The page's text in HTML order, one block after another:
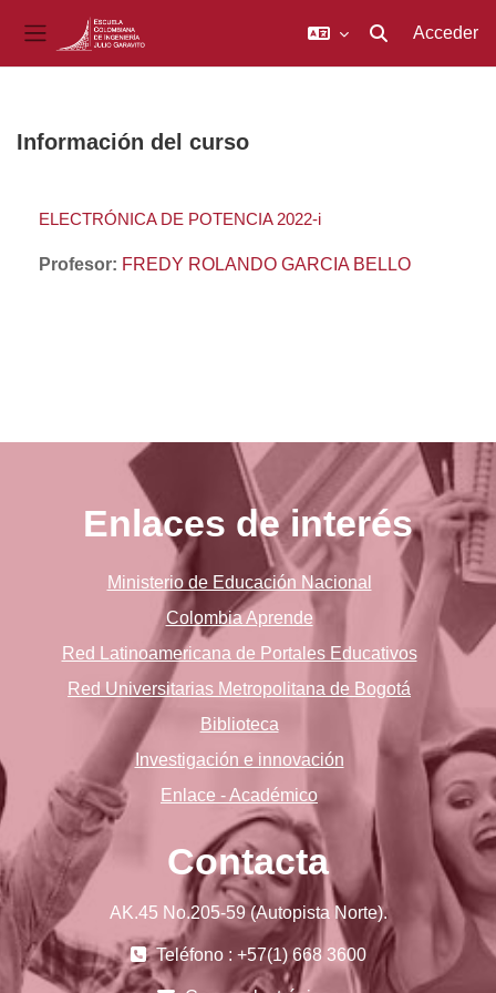
Panel lateral Selector de
Acceder
Información del curso
ELECTRÓNICA DE POTENCIA 2022-i
Profesor: FREDY ROLANDO GARCIA BELLO
Enlaces de interés
Ministerio de Educación Nacional
Colombia Aprende
Red Latinoamericana de Portales Educativos
Red Universitarias Metropolitana de Bogotá
Biblioteca
Investigación e innovación
Enlace - Académico
Contacta
AK.45 No.205-59 (Autopista Norte).
Teléfono : +57(1) 668 3600